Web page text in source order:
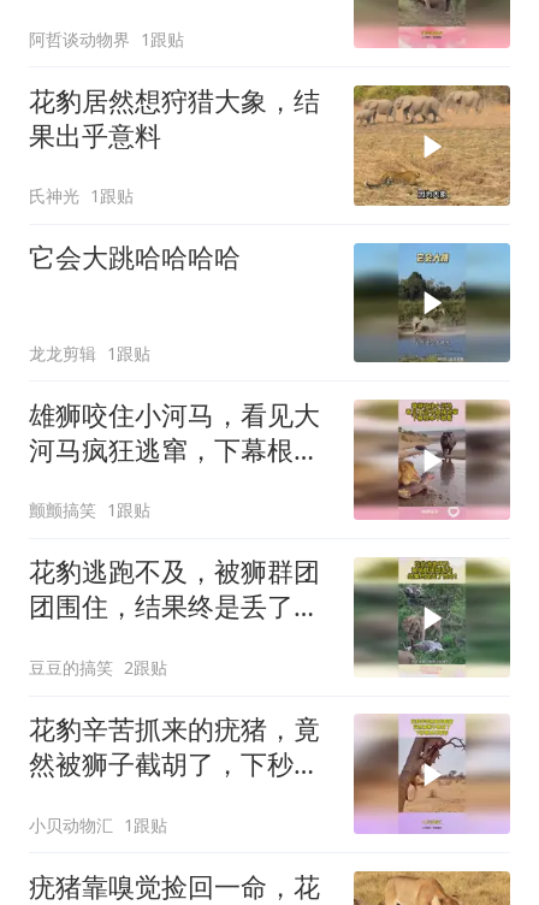
阿哲谈动物界 1跟贴
花豹居然想狩猎大象，结
果出乎意料
氏神光 1跟贴
它会大跳哈哈哈哈
龙龙剪辑 1跟贴
雄狮咬住小河马，看见大
河马疯狂逃窜，下幕根本
颤颤搞笑 1跟贴
花豹逃跑不及，被狮群团
团围住，结果终是丢了性
豆豆的搞笑 2跟贴
花豹辛苦抓来的疣猪，竟
然被狮子截胡了，下秒根
小贝动物汇 1跟贴
疣猪靠嗅觉捡回一命，花